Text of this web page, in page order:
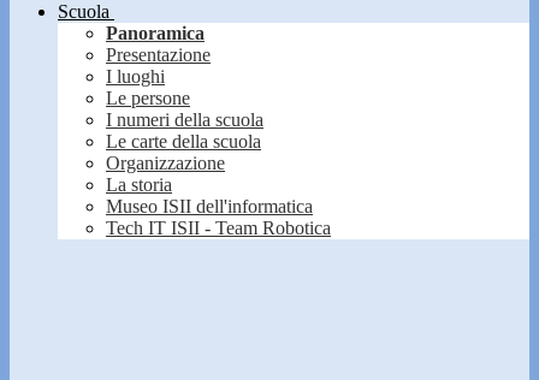
Scuola
Panoramica
Presentazione
I luoghi
Le persone
I numeri della scuola
Le carte della scuola
Organizzazione
La storia
Museo ISII dell'informatica
Tech IT ISII - Team Robotica